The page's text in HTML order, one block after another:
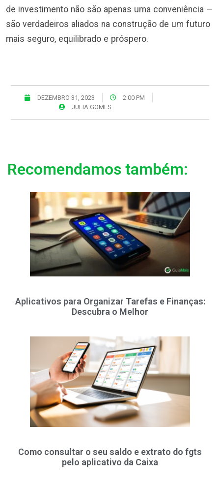
de investimento não são apenas uma conveniência —
são verdadeiros aliados na construção de um futuro
mais seguro, equilibrado e próspero.
DEZEMBRO 31, 2023
2:00 PM
JULIA.GOMES
Recomendamos também:
Aplicativos para Organizar Tarefas e Finanças:
Descubra o Melhor
Como consultar o seu saldo e extrato do fgts
pelo aplicativo da Caixa